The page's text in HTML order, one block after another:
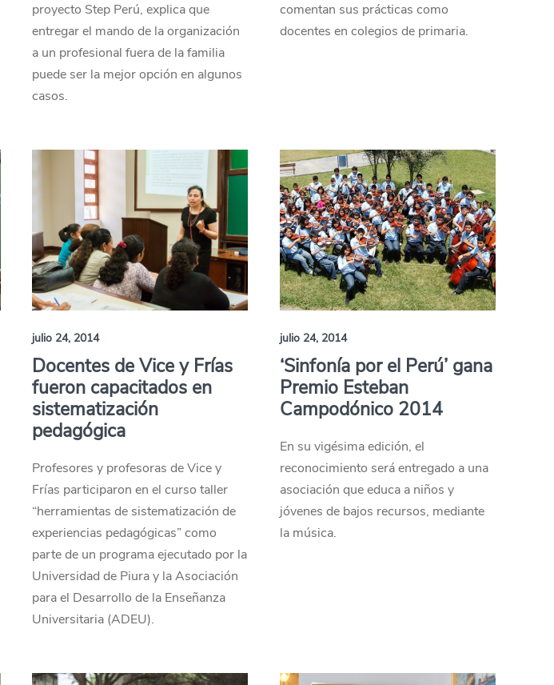
proyecto Step Perú, explica que
entregar el mando de la organización
a un profesional fuera de la familia
puede ser la mejor opción en algunos
casos.
comentan sus prácticas como
docentes en colegios de primaria.
julio 24, 2014
Docentes de Vice y Frías
fueron capacitados en
sistematización
pedagógica
Profesores y profesoras de Vice y
Frías participaron en el curso taller
“herramientas de sistematización de
experiencias pedagógicas” como
parte de un programa ejecutado por la
Universidad de Piura y la Asociación
para el Desarrollo de la Enseñanza
Universitaria (ADEU).
julio 24, 2014
‘Sinfonía por el Perú’ gana
Premio Esteban
Campodónico 2014
En su vigésima edición, el
reconocimiento será entregado a una
asociación que educa a niños y
jóvenes de bajos recursos, mediante
la música.